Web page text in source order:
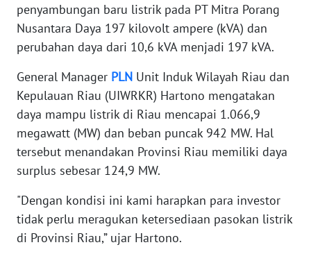
penyambungan baru listrik pada PT Mitra Porang
Nusantara Daya 197 kilovolt ampere (kVA) dan
perubahan daya dari 10,6 kVA menjadi 197 kVA.
General Manager PLN Unit Induk Wilayah Riau dan
Kepulauan Riau (UIWRKR) Hartono mengatakan
daya mampu listrik di Riau mencapai 1.066,9
megawatt (MW) dan beban puncak 942 MW. Hal
tersebut menandakan Provinsi Riau memiliki daya
surplus sebesar 124,9 MW.
"Dengan kondisi ini kami harapkan para investor
tidak perlu meragukan ketersediaan pasokan listrik
di Provinsi Riau,” ujar Hartono.
WN
SUMUT
JAKARTA
WN
JABAR
WN
WN
NTT